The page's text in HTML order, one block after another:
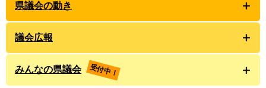
県議会の動き
議会広報
みんなの県議会 受付中！